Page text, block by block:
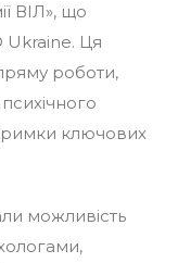
ВІЛ», що
Ukraine. Ця
роботи,
ключових
можливість